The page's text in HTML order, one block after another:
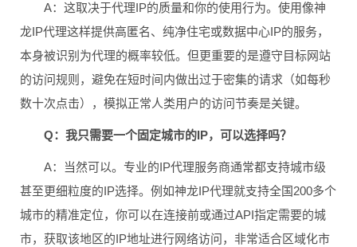
A：这取决于代理IP的质量和你的使用行为。使用像神
龙IP代理这样提供高匿名、纯净住宅或数据中心IP的服务，
本身被识别为代理的概率较低。但更重要的是遵守目标网站
的访问规则，避免在短时间内做出过于密集的请求（如每秒
数十次点击），模拟正常人类用户的访问节奏是关键。
Q：我只需要一个固定城市的IP，可以选择吗？
A：当然可以。专业的IP代理服务商通常都支持城市级
甚至更细粒度的IP选择。例如神龙IP代理就支持全国200多个
城市的精准定位，你可以在连接前或通过API指定需要的城
市，获取该地区的IP地址进行网络访问，非常适合区域化市